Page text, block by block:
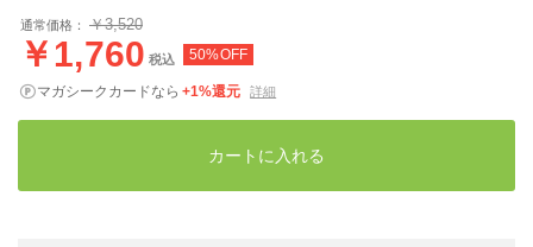
通常価格： ￥3,520
￥1,760 税込 50%OFF
マガシークカードなら +1%還元 詳細
カートに入れる